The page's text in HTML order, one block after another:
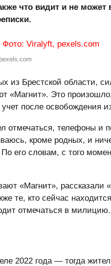
что видит и не может
из Брестской области,
«Магнит». Это
после освобождения
отмечаться, телефоны и
кроме родных, и
его словам, с того
«Магнит», рассказали
те, кто сейчас
отмечаться в милицию.
2022 года — тогда